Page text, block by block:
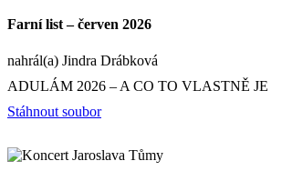
Farní list – červen 2026
nahrál(a) Jindra Drábková
ADULÁM 2026 – A CO TO VLASTNĚ JE
Stáhnout soubor